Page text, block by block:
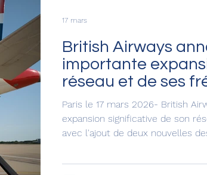
Développement durable
British Airways
importante
réseau et de ses
pour l'hiver 2026
Paris le 17 mars 2026- British
expansion significative de son
avec l'ajout de deux nouvelles
aérienne ajoutera des vols cet
17 mars